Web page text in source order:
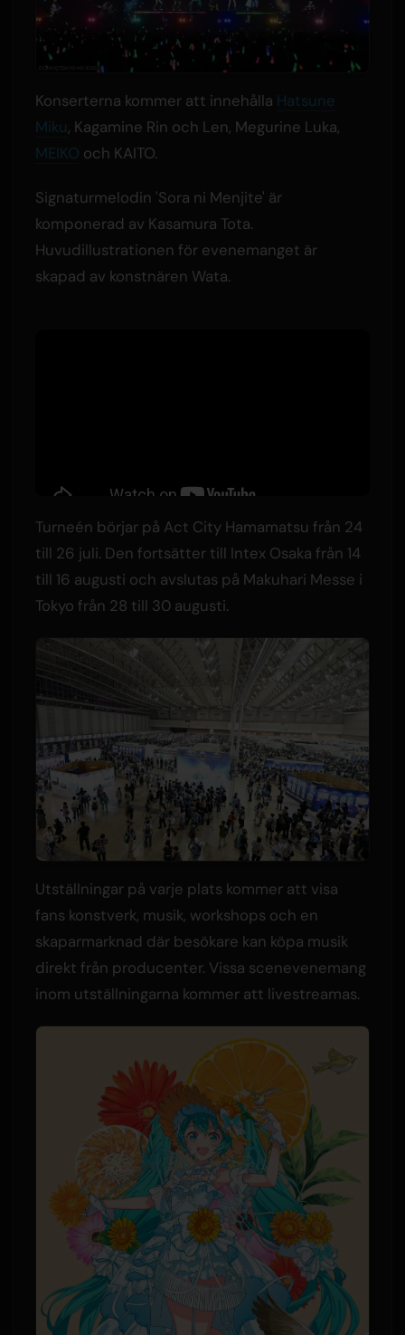
Konserterna kommer att innehålla Hatsune
Miku, Kagamine Rin och Len, Megurine Luka,
MEIKO och KAITO.
Signaturmelodin 'Sora ni Menjite' är
komponerad av Kasamura Tota.
Huvudillustrationen för evenemanget är
skapad av konstnären Wata.
Turneén börjar på Act City Hamamatsu från 24
till 26 juli. Den fortsätter till Intex Osaka från 14
till 16 augusti och avslutas på Makuhari Messe i
Tokyo från 28 till 30 augusti.
Utställningar på varje plats kommer att visa
fans konstverk, musik, workshops och en
skaparmarknad där besökare kan köpa musik
direkt från producenter. Vissa scenevenemang
inom utställningarna kommer att livestreamas.